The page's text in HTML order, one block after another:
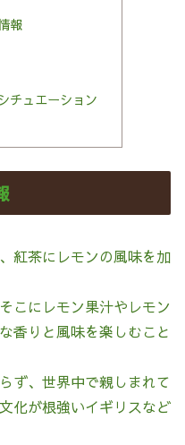
報
チュエーション
紅茶にレモンの風味を加
こにレモン果汁やレモン
香りと風味を楽しむこと
ず、世界中で親しまれて
化が根強いイギリスなど